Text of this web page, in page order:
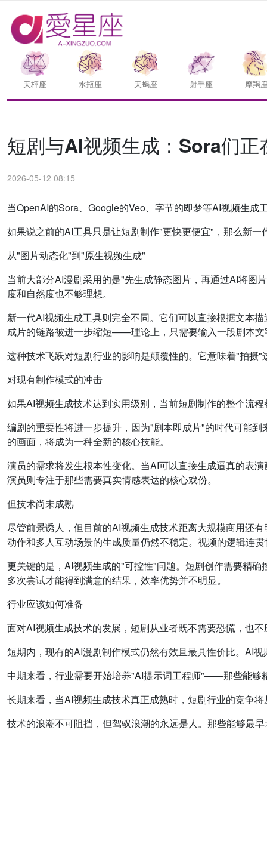
天枰座 水瓶座 天蝎座 射手座 摩羯
短剧与AI视频生成：Sora们
2026-05-12 08:15
当OpenAI的Sora、Google的Veo、字节的即梦等AI视频生
如果说之前的AI工具只是让短剧制作"更快更便宜"，那么新
从"图片动态化"到"原生视频生成"
当前大部分AI漫剧采用的是"先生成静态图片，再通过AI将图
度和自然度也不够理想。
新一代AI视频生成工具则完全不同。它们可以直接根据文本
成片的链路被进一步缩短——理论上，只需要输入一段剧本
这种技术飞跃对短剧行业的影响是颠覆性的。它意味着"拍
对现有制作模式的冲击
如果AI视频生成技术达到实用级别，当前短剧制作的整个流
编剧的重要性将进一步提升，因为"剧本即成片"的时代可能
的画面，将成为一种全新的核心技能。
演员的需求将发生根本性变化。当AI可以直接生成逼真的表
演员则专注于那些需要真实情感表达的核心戏份。
但技术尚未成熟
尽管前景诱人，但目前的AI视频生成技术距离大规模商用还
动作和多人互动场景的生成质量仍然不稳定。视频的逻辑连
更关键的是，AI视频生成的"可控性"问题。短剧创作需要精
多次尝试才能得到满意的结果，效率优势并不明显。
行业应该如何准备
面对AI视频生成技术的发展，短剧从业者既不需要恐慌，也
短期内，现有的AI漫剧制作模式仍然有效且最具性价比。AI
中期来看，行业需要开始培养"AI提示词工程师"——那些能够
长期来看，当AI视频生成技术真正成熟时，短剧行业的竞争
技术的浪潮不可阻挡，但驾驭浪潮的永远是人。那些能够最